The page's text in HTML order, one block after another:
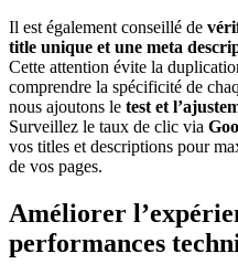
Il est également conseillé de
title unique et une meta
Cette attention évite la
comprendre la spécificité de
nous ajoutons le test et
Surveillez le taux de clic via
vos titles et descriptions pour
de vos pages.
Améliorer
performances